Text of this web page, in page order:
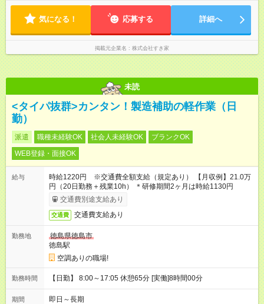
気になる！ 応募する 詳細へ
掲載元企業名 株式会社すき家
未読
<タイパ抜群>カンタン！製造補助の軽作業（日
勤）
派遣 職種未経験OK 社会人未経験OK
ブランクOK
WEB登録・面接OK
給与
時給1220円 ※交通費全額支給（規定あり） 【月収例】21.0万
円（20日勤務＋残業10h） ＊研修期間2ヶ月は時給1130円
交通費別途支給あり
交通費 交通費支給あり
勤務地
徳島県徳島市
徳島駅
空調ありの職場!
勤務時間 【日勤】 8:00～17:05 休憩65分 [実働]8時間00分
期間 即日～長期